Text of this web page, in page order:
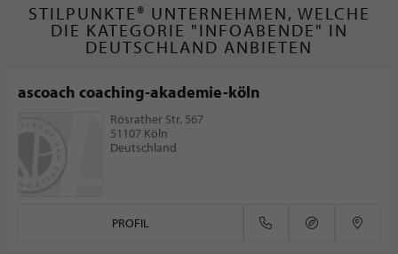
STILPUNKTE® UNTERNEHMEN, WELCHE
DIE KATEGORIE "INFOABENDE" IN
DEUTSCHLAND ANBIETEN
ascoach coaching-akademie-köln
Rösrather Str. 567
51107 Köln
Deutschland
PROFIL